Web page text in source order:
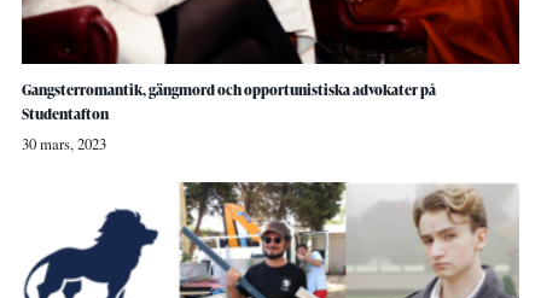
Gangsterromantik, gängmord och opportunistiska advokater på
Studentafton
30 mars, 2023